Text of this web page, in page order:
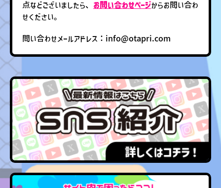
点などございましたら、 お問い合わせページからお問い合わ
せください。
問い合わせメールアドレス：info@otapri.com